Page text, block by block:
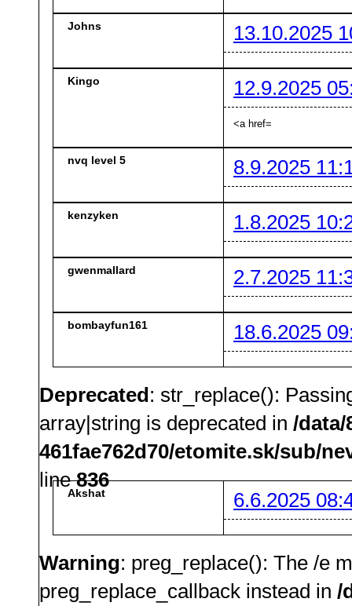
Johns 13.10.2025
Kingo 12.9.2025
<a href=
nvq level 5 8.9.2025
kenzyken 1.8.2025
gwenmallard 2.7.2025
bombayfun161 18.6.2025
Deprecated: str_replace():
array|string is deprecated in /data/
461fae762d70/etomite.sk/sub/
line836
Akshat 6.6.2025
Warning: preg_replace(): The /e
preg_replace_callback instead in /